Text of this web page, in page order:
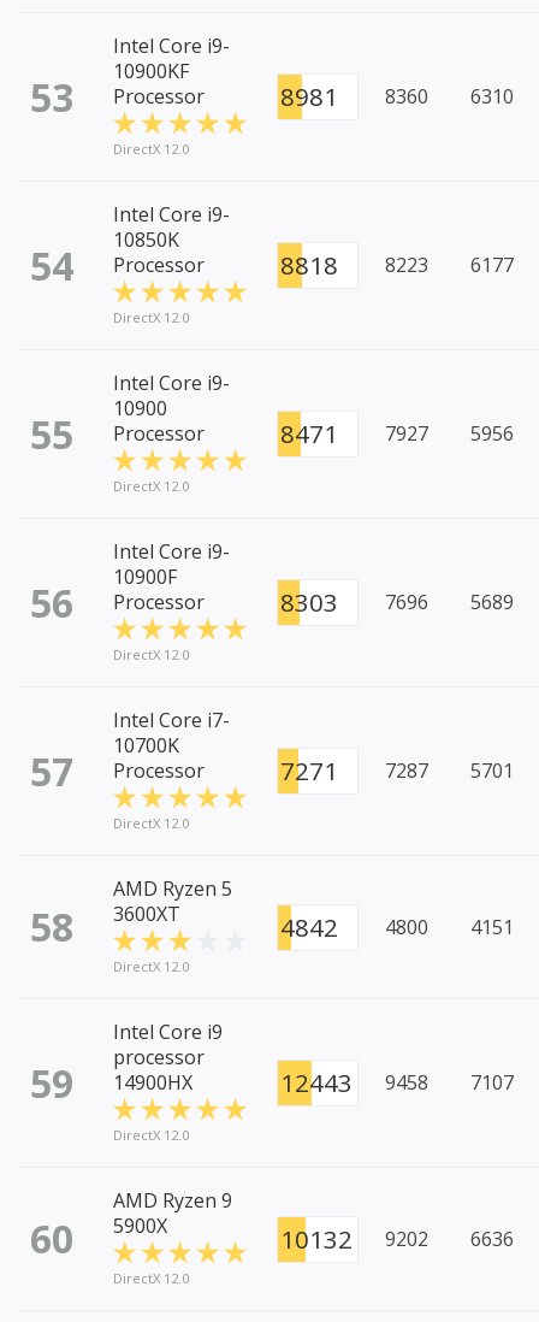
53
Intel Core i9-
10900KF
Processor
DirectX 12.0
8981 8360 6310
54
Intel Core i9-
10850K
Processor
DirectX 12.0
8818 8223 6177
55
Intel Core i9-
10900
Processor
DirectX 12.0
8471 7927 5956
56
Intel Core i9-
10900F
Processor
DirectX 12.0
8303 7696 5689
57
Intel Core i7-
10700K
Processor
DirectX 12.0
7271 7287 5701
58
AMD Ryzen 5
3600XT
DirectX 12.0
4842 4800 4151
59
Intel Core i9
processor
14900HX
DirectX 12.0
12443 9458 7107
60
AMD Ryzen 9
5900X
DirectX 12.0
10132 9202 6636